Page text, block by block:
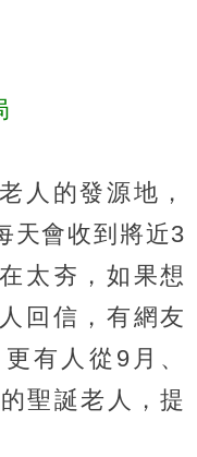
人的發源地，
天會收到將近3
太夯，如果想
回信，有網友
有人從9月、
聖誕老人，提